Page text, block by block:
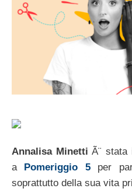
Annalisa Minetti Ã¨ stata
a Pomeriggio 5per
soprattutto della sua vita